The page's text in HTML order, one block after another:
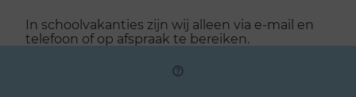
In schoolvakanties zijn wij alleen via e-mail en
telefoon of op afspraak te bereiken.